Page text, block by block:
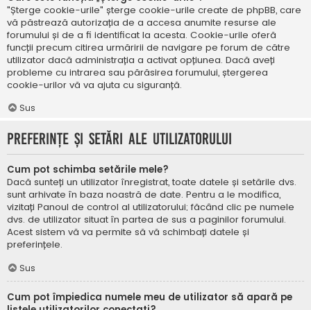
"Șterge cookie-urile" șterge cookie-urile create de phpBB, care
vă păstrează autorizația de a accesa anumite resurse ale
forumului și de a fi identificat la acesta. Cookie-urile oferă
funcții precum citirea urmăririi de navigare pe forum de către
utilizator dacă administrația a activat opțiunea. Dacă aveți
probleme cu intrarea sau părăsirea forumului, ștergerea
cookie-urilor vă va ajuta cu siguranță.
Sus
Preferințe și setări ale utilizatorului
Cum pot schimba setările mele?
Dacă sunteți un utilizator înregistrat, toate datele și setările dvs.
sunt arhivate în baza noastră de date. Pentru a le modifica,
vizitați Panoul de control al utilizatorului; făcând clic pe numele
dvs. de utilizator situat în partea de sus a paginilor forumului.
Acest sistem vă va permite să vă schimbați datele și
preferințele.
Sus
Cum pot împiedica numele meu de utilizator să apară pe